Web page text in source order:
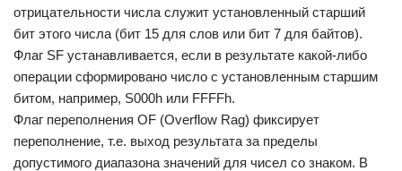
отрицательности числа служит установленный старший
бит этого числа (бит 15 для слов или бит 7 для байтов).
Флаг SF устанавливается, если в результате какой-либо
операции сформировано число с установленным старшим
битом, например, S000h или FFFFh.
Флаг переполнения OF (Overflow Rag) фиксирует
переполнение, т.е. выход результата за пределы
допустимого диапазона значений для чисел со знаком. В